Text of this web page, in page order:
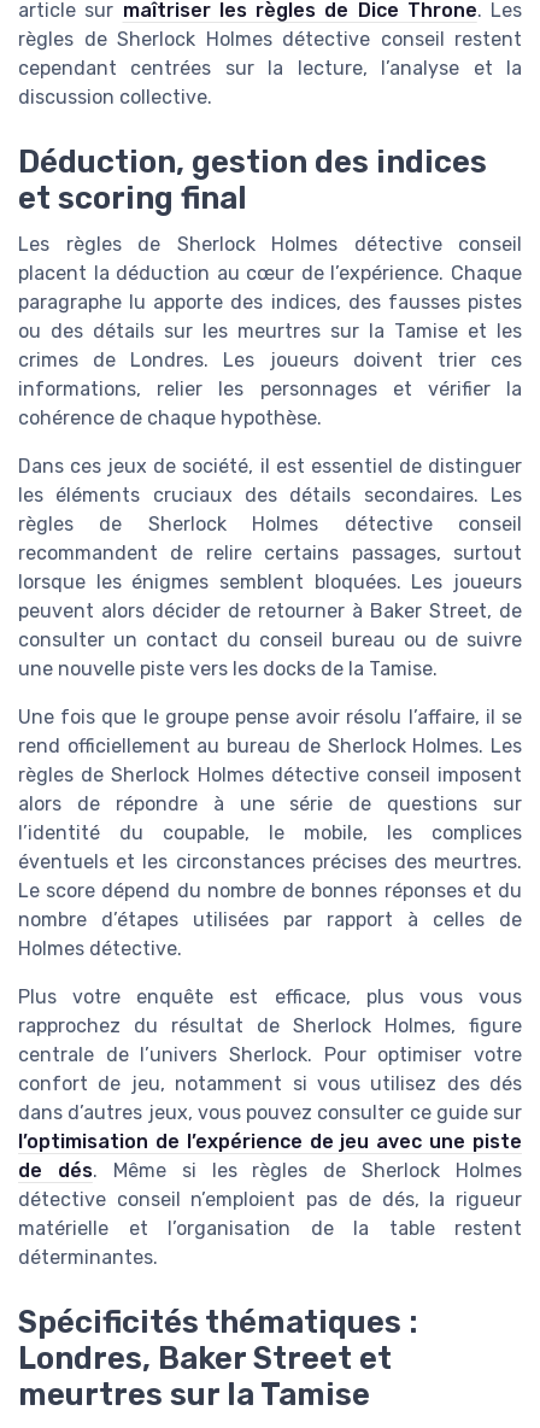
article sur maîtriser les règles de Dice Throne. Les
règles de Sherlock Holmes détective conseil restent
cependant centrées sur la lecture, l’analyse et la
discussion collective.
Déduction, gestion des indices
et scoring final
Les règles de Sherlock Holmes détective conseil
placent la déduction au cœur de l’expérience. Chaque
paragraphe lu apporte des indices, des fausses pistes
ou des détails sur les meurtres sur la Tamise et les
crimes de Londres. Les joueurs doivent trier ces
informations, relier les personnages et vérifier la
cohérence de chaque hypothèse.
Dans ces jeux de société, il est essentiel de distinguer
les éléments cruciaux des détails secondaires. Les
règles de Sherlock Holmes détective conseil
recommandent de relire certains passages, surtout
lorsque les énigmes semblent bloquées. Les joueurs
peuvent alors décider de retourner à Baker Street, de
consulter un contact du conseil bureau ou de suivre
une nouvelle piste vers les docks de la Tamise.
Une fois que le groupe pense avoir résolu l’affaire, il se
rend officiellement au bureau de Sherlock Holmes. Les
règles de Sherlock Holmes détective conseil imposent
alors de répondre à une série de questions sur
l’identité du coupable, le mobile, les complices
éventuels et les circonstances précises des meurtres.
Le score dépend du nombre de bonnes réponses et du
nombre d’étapes utilisées par rapport à celles de
Holmes détective.
Plus votre enquête est efficace, plus vous vous
rapprochez du résultat de Sherlock Holmes, figure
centrale de l’univers Sherlock. Pour optimiser votre
confort de jeu, notamment si vous utilisez des dés
dans d’autres jeux, vous pouvez consulter ce guide sur
l’optimisation de l’expérience de jeu avec une piste
de dés. Même si les règles de Sherlock Holmes
détective conseil n’emploient pas de dés, la rigueur
matérielle et l’organisation de la table restent
déterminantes.
Spécificités thématiques :
Londres, Baker Street et
meurtres sur la Tamise